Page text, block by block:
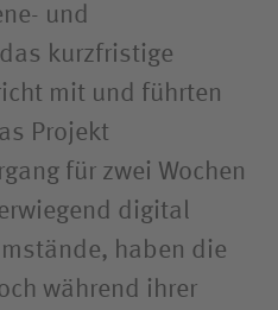
und
kurzfristige
mit und führten
Projekt
für zwei Wochen
digital
haben die
während ihrer